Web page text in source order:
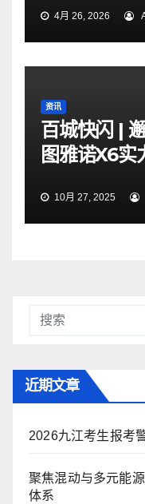
4月 26, 2026
资讯
百城快闪 |
图雅诺X6实
10月 27, 2025
近期文章
2026九江考生报考
聚焦混动与多元能
体系